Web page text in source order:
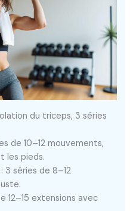
du triceps, 3 séries
de 10–12 mouvements,
les pieds.
3 séries de 8–12
12–15 extensions avec